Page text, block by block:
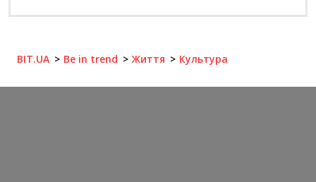
BIT.UA Be in trend Життя Культура